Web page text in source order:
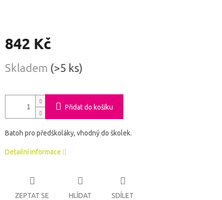
842 Kč
cena:
Skladem (>5 ks)
Přidat do košíku
Batoh pro předškoláky, vhodný do školek.
Detailní informace
ZEPTAT SE HLÍDAT SDÍLET